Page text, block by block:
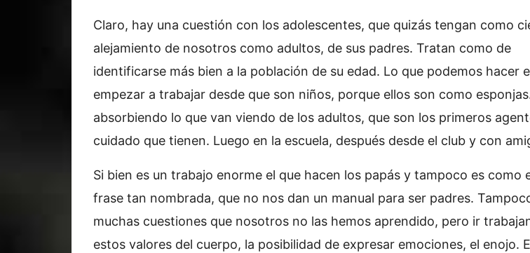
Claro, hay una cuestión con los adolescentes, que quizás tengan como
alejamiento de nosotros como adultos, de sus padres. Tratan como de
identificarse más bien a la población de su edad. Lo que podemos hacer
empezar a trabajar desde que son niños, porque ellos son como
absorbiendo lo que van viendo de los adultos, que son los primeros
cuidado que tienen. Luego en la escuela, después desde el club y con
Si bien es un trabajo enorme el que hacen los papás y tampoco es como
frase tan nombrada, que no nos dan un manual para ser padres.
muchas cuestiones que nosotros no las hemos aprendido, pero ir
estos valores del cuerpo, la posibilidad de expresar emociones, el enojo.